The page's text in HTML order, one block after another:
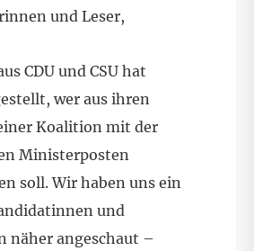
und Leser,
CDU und CSU hat
wer aus ihren
Koalition mit der
Ministerposten
soll. Wir haben uns ein
und
näher angeschaut –